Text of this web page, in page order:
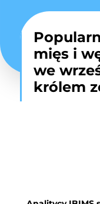
mięs i
we
królem